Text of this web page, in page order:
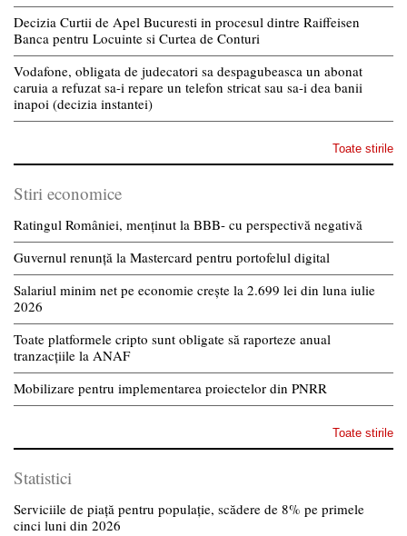
Decizia Curtii de Apel Bucuresti in procesul dintre Raiffeisen
Banca pentru Locuinte si Curtea de Conturi
Vodafone, obligata de judecatori sa despagubeasca un abonat
caruia a refuzat sa-i repare un telefon stricat sau sa-i dea banii
inapoi (decizia instantei)
Toate stirile
Stiri economice
Ratingul României, menținut la BBB- cu perspectivă negativă
Guvernul renunță la Mastercard pentru portofelul digital
Salariul minim net pe economie crește la 2.699 lei din luna iulie
2026
Toate platformele cripto sunt obligate să raporteze anual
tranzacțiile la ANAF
Mobilizare pentru implementarea proiectelor din PNRR
Toate stirile
Statistici
Serviciile de piață pentru populație, scădere de 8% pe primele
cinci luni din 2026